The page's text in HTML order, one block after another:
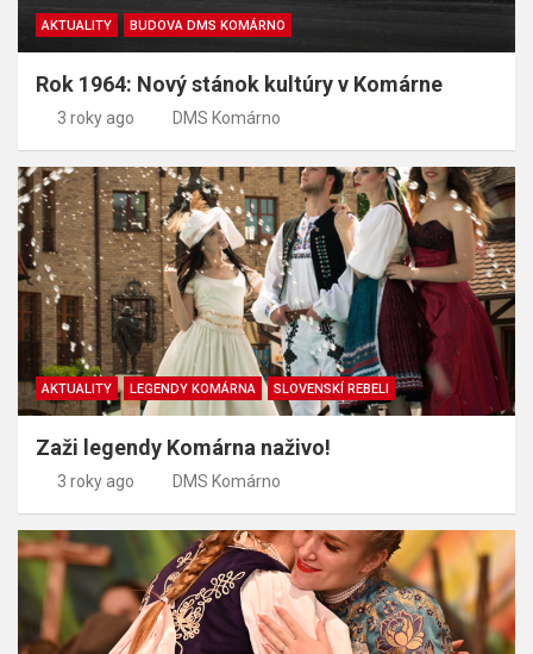
AKTUALITY BUDOVA DMS KOMÁRNO
Rok 1964: Nový stánok kultúry v Komárne
3 roky ago DMS Komárno
AKTUALITY LEGENDY KOMÁRNA SLOVENSKÍ REBELI
Zaži legendy Komárna naživo!
3 roky ago DMS Komárno